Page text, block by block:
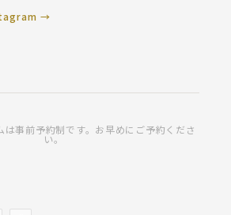
→
事前予約制です。お早めにご予約くださ
い。